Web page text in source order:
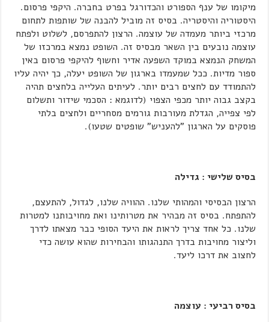
מיקומו של ענף הספורט והכדורגל בפרט בחברה. היקפי פרסום.
היסטוריה והיסטריה. בסיס זה מוביל להבנה של שותפות לתחום
מרכזי ביותר מעמדה של עוצמה. הרצון להתפרסם, לשלוט ולפתח
עוצמה נובעים בין השאר מבסיס זה. השופט נמצא במרכזו של
המשחק הנמצא במוקד השפעה אדיר וחשוף להיקפי פרסום באין
ספור מדיות. ככל שמעמדו בארגון של השופט יעלה, כך יהיה עליו
להתמודד עם לחצים רבים יותר. לעיתים העלייה בלחצים תהיה
בקצב גבוה יותר מכפי הצפוי (לדוגמא : הסכמי שידור ותשלום
לפי צפייה, הגדלת מעורבות גורמים מסחריים ולחצים בלתי
פוסקים על הארגון "להעניש" שופטים שטעו).
בסיס שלישי : גדילה
הרצון הבסיסי והמהותי שלנו. ההוויה שלנו, לגדול, להתעצם,
להתפתח. בסיס זה מבהיר את מטרותינו ואת מחויבותנו למטרות
שלנו. כל אחד צריך לראות את היעד הסופי כבר מצאתו לדרך
וליצור מחויבות בדרך התנהגותו והבחירות שהוא עושה כדי
לחצוב את דרכו ליעד.
בסיס רביעי : עוצמה